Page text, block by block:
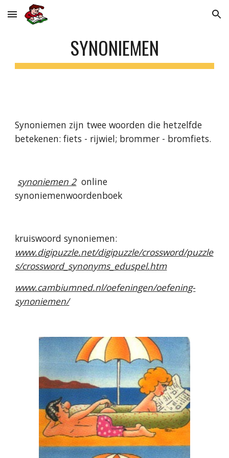
Skip to main content Skip to navigation
SYNONIEMEN
Synoniemen zijn twee woorden die hetzelfde
betekenen: fiets - rijwiel; brommer - bromfiets.
synoniemen 2
  online
synoniemenwoordenboek
www.digipuzzle.net/digipuzzle/crossword/puzzle
s/crossword_synonyms_eduspel.htm
www.cambiumned.nl/oefeningen/oefening-
synoniemen/